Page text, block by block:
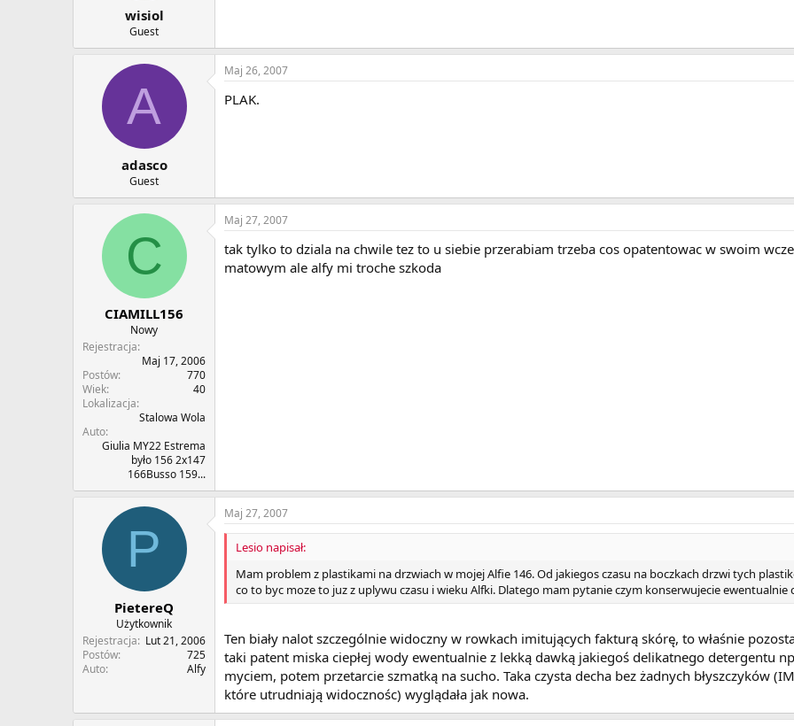
wisiol
Guest
A
adasco
Guest
Maj 26, 2007
PLAK.
C
CIAMILL156
Nowy
Rejestracja
Maj 17, 2006
Postów
770
Wiek
40
Lokalizacja
Stalowa Wola
Auto
Giulia MY22 Estrema
było 156 2x147
166Busso 159...
Maj 27, 2007
tak tylko to dziala na chwile tez to u siebie przerabiam trzeba cos opatentowac w swoim
matowym ale alfy mi troche szkoda
P
PietereQ
Użytkownik
Rejestracja
Lut 21, 2006
Postów
725
Auto
Alfy
Maj 27, 2007
Lesio napisał:
Mam problem z plastikami na drzwiach w mojej Alfie 146. Od jakiegos czasu na boczkach drzwi tych
co to byc moze to juz z uplywu czasu i wieku Alfki. Dlatego mam pytanie czym konserwujecie ewentualnie
Ten biały nalot szczególnie widoczny w rowkach imitujących fakturą skórę, to właśnie
taki patent miska ciepłej wody ewentualnie z lekką dawką jakiegoś delikatnego detergentu
myciem, potem przetarcie szmatką na sucho. Taka czysta decha bez żadnych błyszczyków
które utrudniają widocznośc) wyglądała jak nowa.